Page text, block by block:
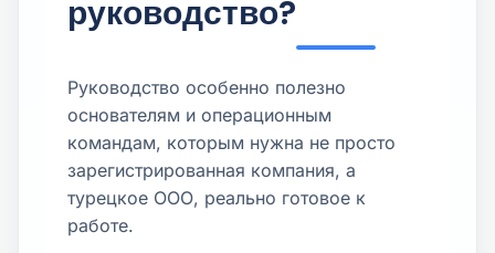
руководство?
Руководство особенно полезно
основателям и операционным
командам, которым нужна не просто
зарегистрированная компания, а
турецкое ООО, реально готовое к
работе.